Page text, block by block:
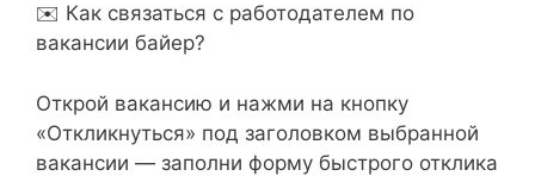
✉️ Как связаться с работодателем по
вакансии байер?
Открой вакансию и нажми на кнопку
«Откликнуться» под заголовком выбранной
вакансии — заполни форму быстрого отклика